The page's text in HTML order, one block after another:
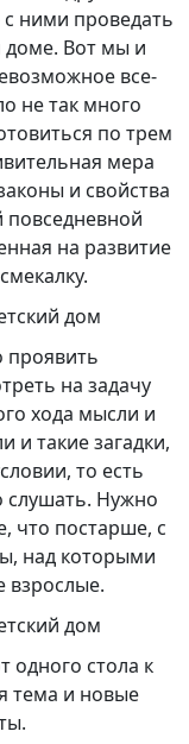
ними проведать
доме. Вот мы и
все-
не так много
по трем
мера
и свойства
на развитие
проявить
на задачу
хода мысли и
и такие загадки,
то есть
слушать. Нужно
что постарше, с
над которыми
взрослые.
стола к
тема и новые